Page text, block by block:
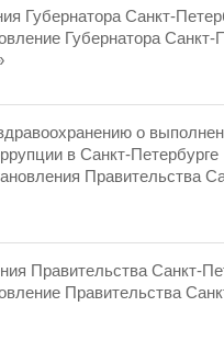
Губернатора Санкт-
Губернатора Санкт-
о
в Санкт-
Правительства
Правительства Санкт-
Правительства